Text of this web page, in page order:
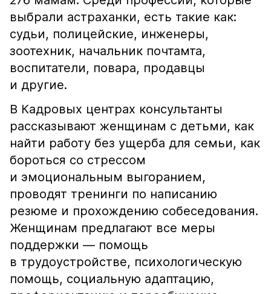
выбрали астраханки, есть такие как:
судьи, полицейские, инженеры,
зоотехник, начальник почтамта,
воспитатели, повара, продавцы
и другие.
В Кадровых центрах консультанты
рассказывают женщинам с детьми, как
найти работу без ущерба для семьи, как
бороться со стрессом
и эмоциональным выгоранием,
проводят тренинги по написанию
резюме и прохождению собеседования.
Женщинам предлагают все меры
поддержки — помощь
в трудоустройстве, психологическую
помощь, социальную адаптацию,